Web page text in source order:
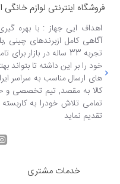
فروشگاه اینترنتی لوازم
اهداف ایی جهاز : با بهره
آگاهی کامل ازبرندهای چینی
تجربه 33 ساله در
خود را بر این داشته تا
های ارسال مناسب به سراسر
کالا به مقصد, تیم تخصصی و
تمامی تلاش خودرا به
تقدیم نماید
خدمات مشتری